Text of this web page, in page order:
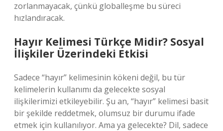
zorlanmayacak, çünkü globalleşme bu süreci
hızlandıracak.
Hayır Kelimesi Türkçe Midir? Sosyal
İlişkiler Üzerindeki Etkisi
Sadece “hayır” kelimesinin kökeni değil, bu tür
kelimelerin kullanımı da gelecekte sosyal
ilişkilerimizi etkileyebilir. Şu an, “hayır” kelimesi basit
bir şekilde reddetmek, olumsuz bir durumu ifade
etmek için kullanılıyor. Ama ya gelecekte? Dil, sadece